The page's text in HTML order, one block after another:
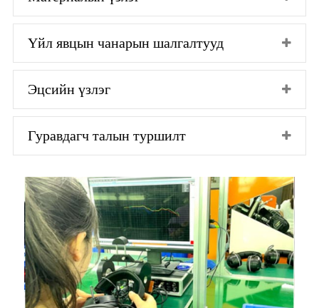
Үйл явцын чанарын шалгалтууд
Эцсийн үзлэг
Гуравдагч талын туршилт